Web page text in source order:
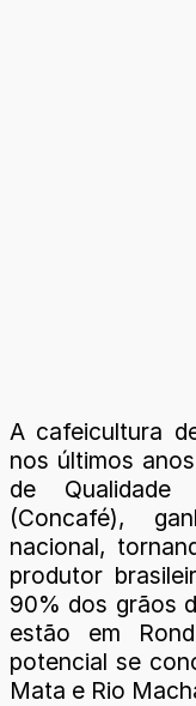
A cafeicultura
nos últimos
de
(Concafé),
nacional,
produtor
90% dos grãos
estão em
potencial se
Mata e Rio